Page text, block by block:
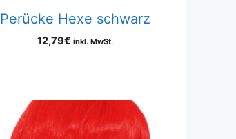
Perücke Hexe schwarz
12,79€ inkl. MwSt.